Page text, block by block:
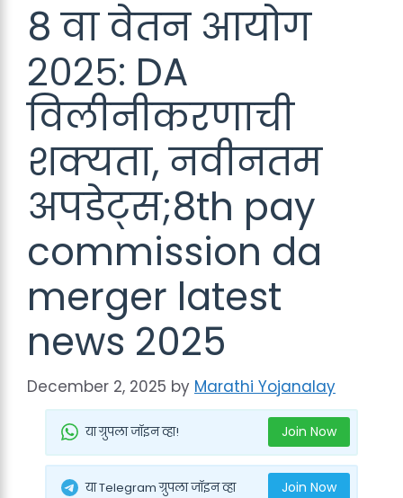
8 वा वेतन आयोग
२०२५: DA
विलीनीकरणाची
शक्यता, नवीनतम
अपडेट्स;8th pay
commission da
merger latest
news 2025
December 2, 2025 by Marathi Yojanalay
या ग्रुपला जॉइन व्हा! Join Now
या Telegram ग्रुपला जॉइन व्हा Join Now